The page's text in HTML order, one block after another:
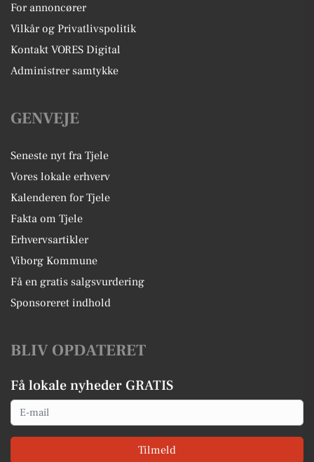
For annoncører
Vilkår og Privatlivspolitik
Kontakt VORES Digital
Administrer samtykke
GENVEJE
Seneste nyt fra Tjele
Vores lokale erhverv
Kalenderen for Tjele
Fakta om Tjele
Erhvervsartikler
Viborg Kommune
Få en gratis salgsvurdering
Sponsoreret indhold
BLIV OPDATERET
Få lokale nyheder GRATIS
Email
Tilmeld